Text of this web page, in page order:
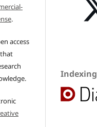
.
access
Indexing